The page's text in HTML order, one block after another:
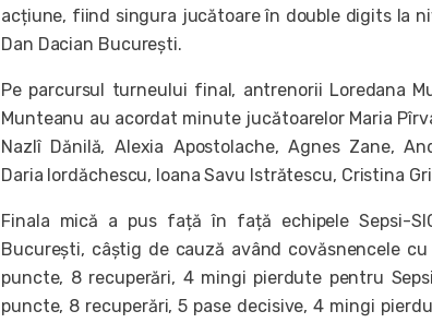
acțiune, fiind singura jucătoare în double digits la
Dan Dacian București.
Pe parcursul turneului final, antrenorii Loredana
Munteanu au acordat minute jucătoarelor Maria
Nazlî Dănilă, Alexia Apostolache, Agnes Zane,
Daria Iordăchescu, Ioana Savu Istrătescu, Cristina
Finala mică a pus față în față echipele Sepsi-
București, câștig de cauză având covăsnencele
puncte, 8 recuperări, 4 mingi pierdute pentru
puncte, 8 recuperări, 5 pase decisive, 4 mingi